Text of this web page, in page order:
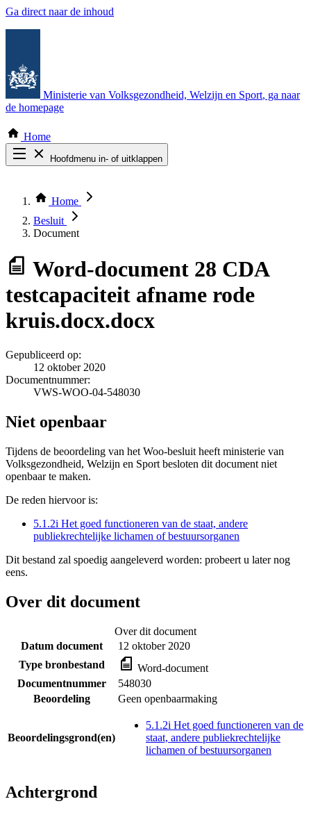
Ga direct naar de inhoud
Ministerie van Volksgezondheid, Welzijn en Sport, ga naar
de homepage
Home
Hoofdmenu in- of uitklappen
Thema COVID-19
Bekijk per bestuursorgaan
Home
Besluit
Document
Word-document 28 CDA
testcapaciteit afname rode
kruis.docx.docx
Gepubliceerd op:
12 oktober 2020
Documentnummer:
VWS-WOO-04-548030
Niet openbaar
Tijdens de beoordeling van het Woo-besluit heeft ministerie van
Volksgezondheid, Welzijn en Sport besloten dit document niet
openbaar te maken.
De reden hiervoor is:
5.1.2i Het goed functioneren van de staat, andere
publiekrechtelijke lichamen of bestuursorganen
Dit bestand zal spoedig aangeleverd worden: probeert u later nog
eens.
Over dit document
Over dit document
Datum document
12 oktober 2020
Type bronbestand
Word-document
Documentnummer
548030
Beoordeling
Geen openbaarmaking
Beoordelingsgrond(en)
5.1.2i Het goed functioneren van de
staat, andere publiekrechtelijke
lichamen of bestuursorganen
Achtergrond